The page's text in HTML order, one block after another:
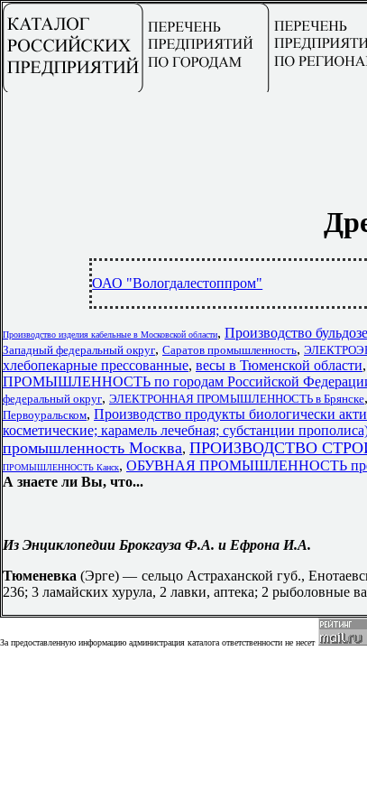
ОАО "Вологдалестоппром"
Производство изделия кабельные в Московской области, Производство
Западный федеральный округ, Саратов промышленность,
хлебопекарные прессованные, весы в Тюменской области,
ПРОМЫШЛЕННОСТЬ по городам Российской
федеральный округ, ЭЛЕКТРОННАЯ ПРОМЫШЛЕННОСТЬ в Брянске,
Первоуральском, Производство продукты биологически
косметические; карамель лечебная; субстанции
промышленность Москва, ПРОИЗВОДСТВО
ПРОМЫШЛЕННОСТЬ Канск, ОБУВНАЯ ПРОМЫШЛЕННОСТЬ
А знаете ли Вы, что...
Из Энциклопедии Брокгауза Ф.А. и Ефрона И.А.
Тюменевка(Эрге) — сельцо Астраханской губ.,
236; 3 ламайских хурула, 2 лавки, аптека; 2 рыболовные
За предоставленную информацию администрация каталога ответственности не несет